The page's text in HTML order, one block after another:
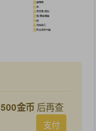
500金币 后再查
支付